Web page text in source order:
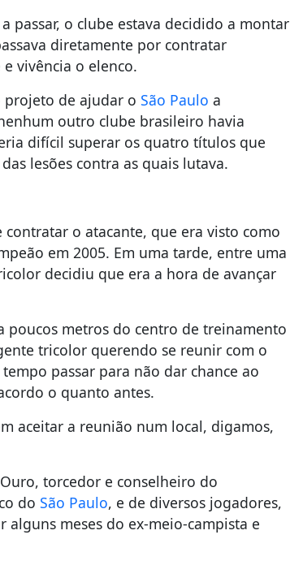
passar, o clube estava decidido a montar
diretamente por contratar
vivência o elenco.
projeto de ajudar o São Paulo a
outro clube brasileiro havia
difícil superar os quatro títulos que
lesões contra as quais lutava.
o atacante, que era visto como
em 2005. Em uma tarde, entre uma
decidiu que era a hora de avançar
poucos metros do centro de treinamento
tricolor querendo se reunir com o
passar para não dar chance ao
o quanto antes.
aceitar a reunião num local, digamos,
torcedor e conselheiro do
do São Paulo, e de diversos jogadores,
meses do ex-meio-campista e